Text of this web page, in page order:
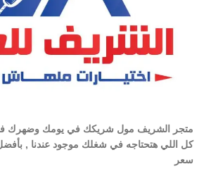
متجر الشريف مول شريكك في يومك وضهرك
كل اللي هتحتاجه في شغلك موجود عندنا ,
سعر